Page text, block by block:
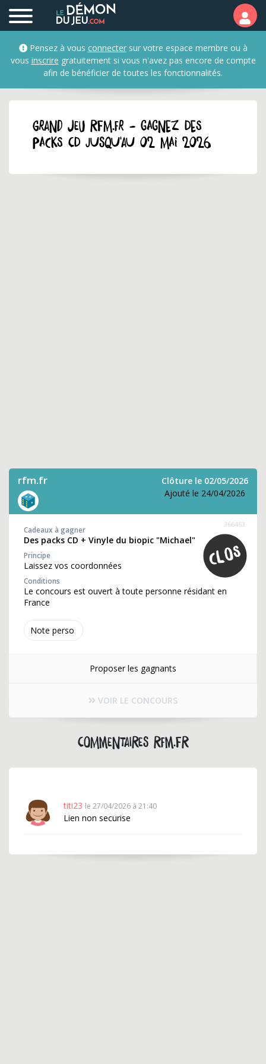
Pensez à vous connectersur votre espace membre ou à
vous inscrire gratuitement si vous n'avez pas encore de compte
afin de bénéficier de toutes les fonctionnalités.
GRAND JEU rfm.fr - Gagnez des
packs CD jusqu'au 02 mai 2026
rfm.fr
Clôture le 02/05/2026
Ajouté le 24/04/2026
Note perso
366463
Cadeaux à gagner
Des packs CD + Vinyle du biopic "Michael"
Principe
Laissez vos coordonnées
Conditions
Le concours est ouvert à toute personne résidant en
France
Proposer les gagnants
VOIR LE CONCOURS
Commentaires rfm.fr
titi23 le 27/04/2026 à 21:40
Lien non securise